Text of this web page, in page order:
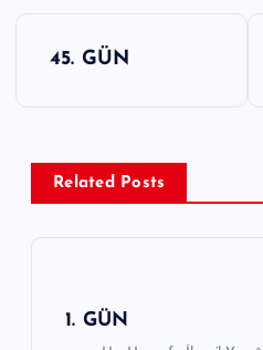
e
45. GÜN
Related Posts
1. GÜN